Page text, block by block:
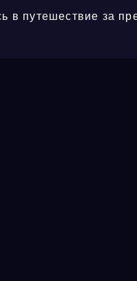
в путешествие за